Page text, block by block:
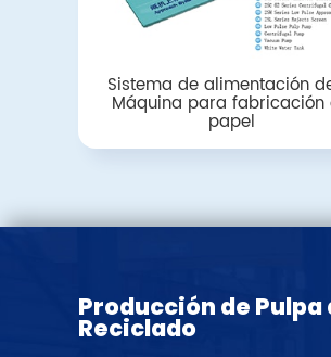
Sistema de alimentación
Máquina para fabricación
papel
Producción de Pulpa
Reciclado